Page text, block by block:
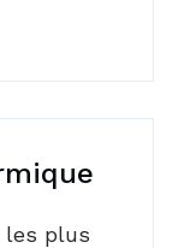
les plus